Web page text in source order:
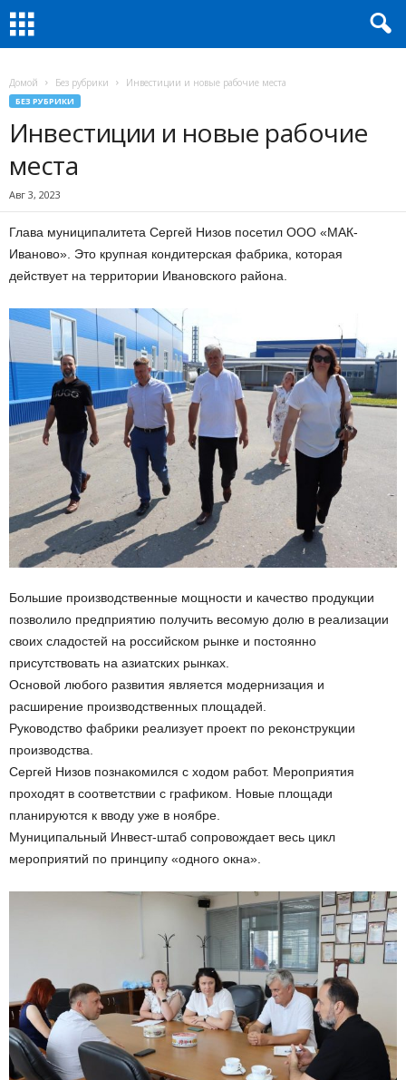
Домой Без рубрики Инвестиции и новые рабочие места
БЕЗ РУБРИКИ
Инвестиции и новые рабочие
места
Авг 3, 2023
Глава муниципалитета Сергей Низов посетил ООО «МАК-
Иваново». Это крупная кондитерская фабрика, которая
действует на территории Ивановского района.
Большие производственные мощности и качество продукции
позволило предприятию получить весомую долю в реализации
своих сладостей на российском рынке и постоянно
присутствовать на азиатских рынках.
Основой любого развития является модернизация и
расширение производственных площадей.
Руководство фабрики реализует проект по реконструкции
производства.
Сергей Низов познакомился с ходом работ. Мероприятия
проходят в соответствии с графиком. Новые площади
планируются к вводу уже в ноябре.
Муниципальный Инвест-штаб сопровождает весь цикл
мероприятий по принципу «одного окна».